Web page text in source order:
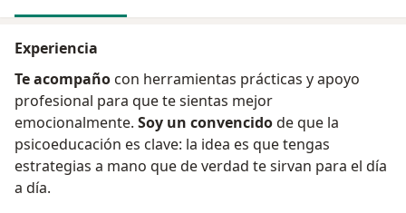
Experiencia
Te acompaño con herramientas prácticas y apoyo
profesional para que te sientas mejor
emocionalmente. Soy un convencidode que la
psicoeducación es clave: la idea es que tengas
estrategias a mano que de verdad te sirvan para el día
a día.